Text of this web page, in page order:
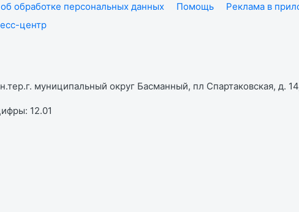
обработке персональных данных Помощь Реклама в
центр
муниципальный округ Басманный, пл Спартаковская, д.
12.01